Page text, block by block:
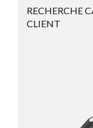
RECHERCHE
CLIENT